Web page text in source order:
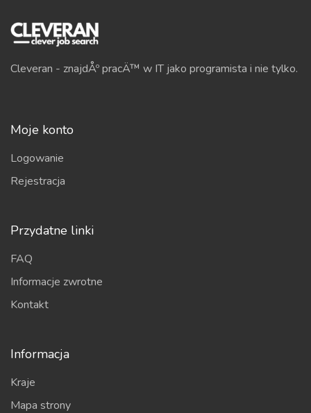
Cleveran - znajdÅº pracÄ™ w IT jako programista i nie tylko.
Moje konto
Logowanie
Rejestracja
Przydatne linki
FAQ
Informacje zwrotne
Kontakt
Informacja
Kraje
Mapa strony